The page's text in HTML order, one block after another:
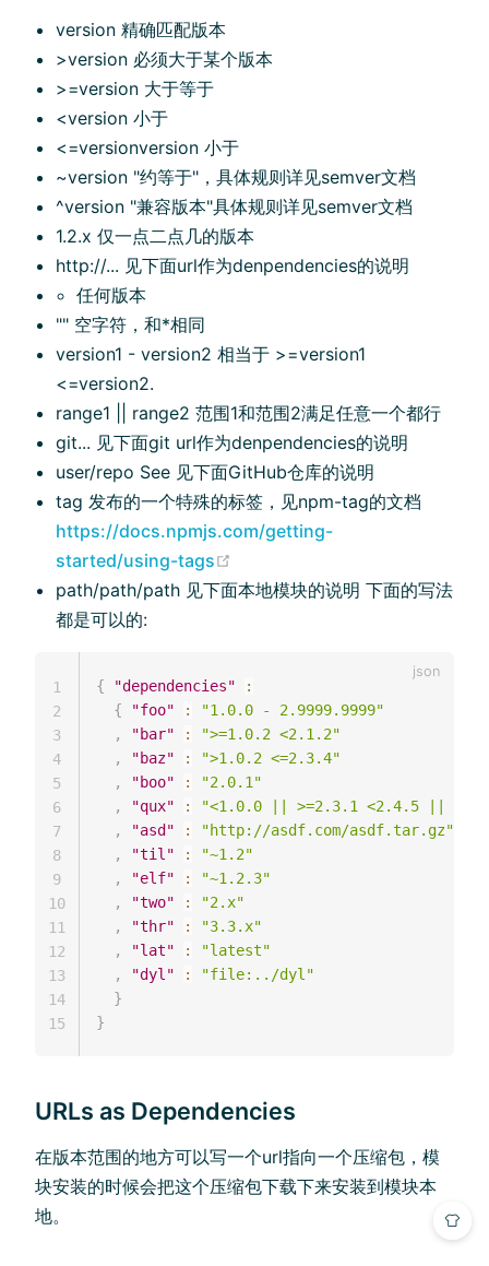
version 精确匹配版本
>version 必须大于某个版本
>=version 大于等于
<version 小于
<=versionversion 小于
~version "约等于"，具体规则详见semver文档
^version "兼容版本"具体规则详见semver文档
1.2.x 仅一点二点几的版本
http://... 见下面url作为denpendencies的说明
任何版本
"" 空字符，和*相同
version1 - version2 相当于 >=version1
<=version2.
range1 || range2 范围1和范围2满足任意一个都行
git... 见下面git url作为denpendencies的说明
user/repo See 见下面GitHub仓库的说明
tag 发布的一个特殊的标签，见npm-tag的文档
https://docs.npmjs.com/getting-
started/using-tags
path/path/path 见下面本地模块的说明 下面的写法
都是可以的:
{ "dependencies"
:
{
"foo" :
"1.0.0 - 2.9999.9999"
,
"bar" :
">=1.0.2 <2.1.2"
,
"baz" :
">1.0.2 <=2.3.4"
,
"boo" :
"2.0.1"
,
"qux" :
"<1.0.0 || >=2.3.1 <2.4.5 ||
,
"asd" :
"http://asdf.com/asdf.tar.gz"
,
"til" :
"~1.2"
,
"elf" :
"~1.2.3"
,
"two" :
"2.x"
,
"thr" :
"3.3.x"
,
"lat" :
"latest"
,
"dyl" :
"file:../dyl"
}
}
1
2
3
4
5
6
7
8
9
10
11
12
13
14
15
URLs as Dependencies
在版本范围的地方可以写一个url指向一个压缩包，模
块安装的时候会把这个压缩包下载下来安装到模块本
地。